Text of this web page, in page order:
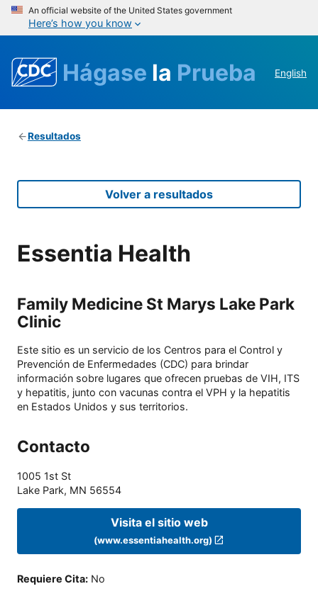
An official website of the United States government
Here’s how you know
Hágase la Prueba English
Resultados
Volver a resultados
Essentia Health
Family Medicine St Marys Lake Park
Clinic
Este sitio es un servicio de los Centros para el Control y
Prevención de Enfermedades (CDC) para brindar
información sobre lugares que ofrecen pruebas de VIH, ITS
y hepatitis, junto con vacunas contra el VPH y la hepatitis
en Estados Unidos y sus territorios.
Contacto
1005 1st St
Lake Park, MN 56554
Visita el sitio web
(www.essentiahealth.org)
Requiere Cita: No